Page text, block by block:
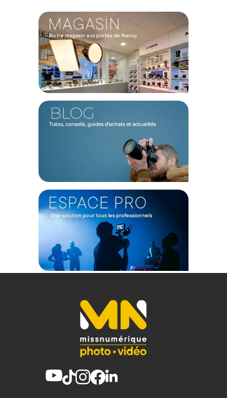
Code EAN Pixboom adaptateur de monture vers EF - Noir -
Bague d'adaptation - Achat et Prix :84113
Garantie 2 ans
(1) Offre valable jusqu'au 31 Décembre 2030 à partir de 49 euros
d'achat, sur la base d'une expédition Chronopost 24H vers un point
relais situé en France continentale uniquement, valable uniquement
sur les produits de moins de 1m et moins de 20Kg.
(2) Nombre de points Fidélité estimés, hors remises au panier, basé
sur le prix TTC en €, les points seront effectivement calculés dans le